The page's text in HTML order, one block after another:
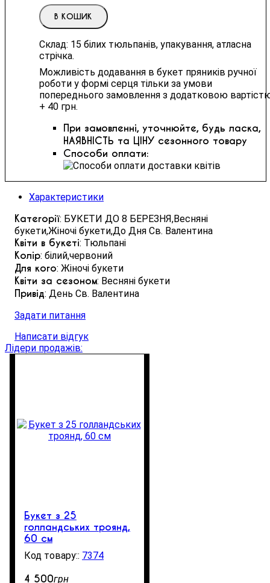
В КОШИК
Склад: 15 білих тюльпанів, упакування, атласна
стрічка.
Можливість додавання в букет пряників ручної
роботи у формі серця тільки за умови
попереднього замовлення з додатковою
+ 40 грн.
При замовленні, уточнюйте, будь ласка,
НАЯВНІСТЬ та ЦІНУ сезонного товару
Способи оплати:
Характеристики
Категорії: БУКЕТИ ДО 8 БЕРЕЗНЯ,Весняні
букети,Жіночі букети,До Дня Св. Валентина
Квіти в букеті: Тюльпані
Колір: білий,червоний
Для кого: Жіночі букети
Квіти за сезоном: Весняні букети
Привід: День Св. Валентина
Задати питання
Написати відгук
Лідери продажів:
Букет з 25
голландських троянд,
60 см
7374
4 500грн